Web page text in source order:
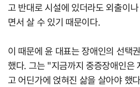
고 반대로 시설에 있더라도 외출이
면서 살 수 있기 때문이다.
이 때문에 윤 대표는 장애인의 선택
했다. 그는 "지금까지 중증장애인은
고 어딘가에 얹혀진 삶을 살아야 했